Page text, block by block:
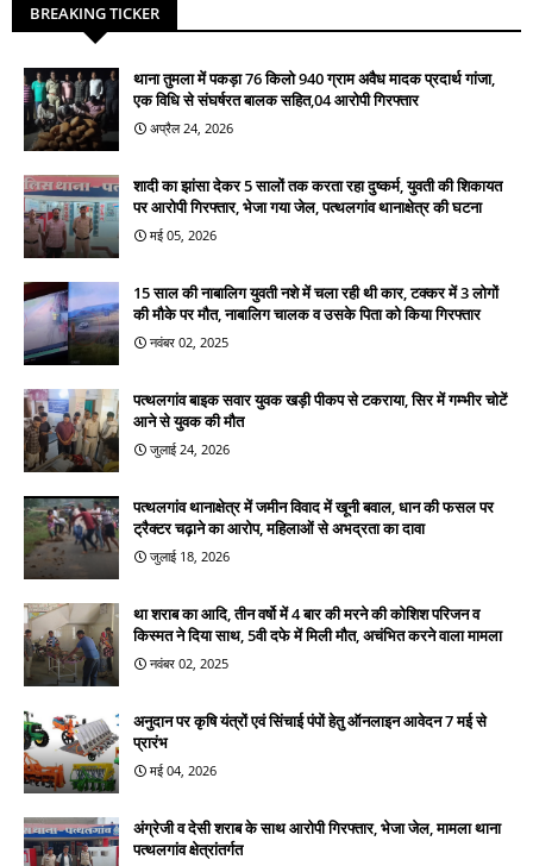
BREAKING TICKER
थाना तुमला में पकड़ा 76 किलो 940 ग्राम अवैध मादक प्रदार्थ गांजा,
एक विधि से संघर्षरत बालक सहित,04 आरोपी गिरफ्तार
अप्रैल 24, 2026
शादी का झांसा देकर 5 सालों तक करता रहा दुष्कर्म, युवती की शिकायत
पर आरोपी गिरफ्तार, भेजा गया जेल, पत्थलगांव थानाक्षेत्र की घटना
मई 05, 2026
15 साल की नाबालिग युवती नशे में चला रही थी कार, टक्कर में 3 लोगों
की मौके पर मौत, नाबालिग चालक व उसके पिता को किया गिरफ्तार
नवंबर 02, 2025
पत्थलगांव बाइक सवार युवक खड़ी पीकप से टकराया, सिर में गम्भीर चोटें
आने से युवक की मौत
जुलाई 24, 2026
पत्थलगांव थानाक्षेत्र में जमीन विवाद में खूनी बवाल, धान की फसल पर
ट्रैक्टर चढ़ाने का आरोप, महिलाओं से अभद्रता का दावा
जुलाई 18, 2026
था शराब का आदि, तीन वर्षो में 4 बार की मरने की कोशिश परिजन व
किस्मत ने दिया साथ, 5वी दफे में मिली मौत, अचंभित करने वाला मामला
नवंबर 02, 2025
अनुदान पर कृषि यंत्रों एवं सिंचाई पंपों हेतु ऑनलाइन आवेदन 7 मई से
प्रारंभ
मई 04, 2026
अंग्रेजी व देसी शराब के साथ आरोपी गिरफ्तार, भेजा जेल, मामला थाना
पत्थलगांव क्षेत्रांतर्गत